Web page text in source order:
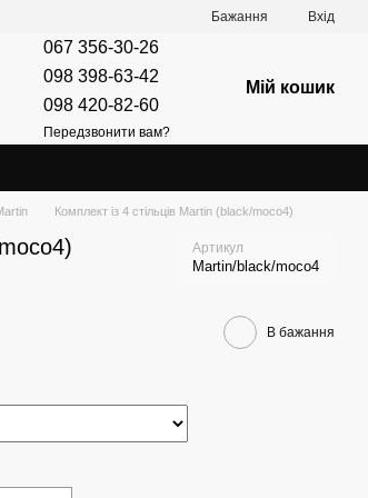
Бажання Вхід
067 356-30-26
098 398-63-42
098 420-82-60
Передзвонити вам?
Мій кошик
Комплект із 4 стільців Martin (black/moco4)
Артикул
Martin/black/moco4
В бажання